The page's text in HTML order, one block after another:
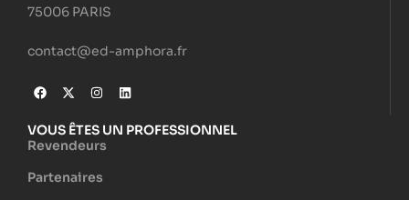
75006 PARIS
contact@ed-amphora.fr
VOUS ÊTES UN PROFESSIONNEL
Revendeurs
Partenaires